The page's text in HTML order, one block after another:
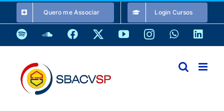
o
conteúdo
Quero me Associar Login Cursos
SpotifySoundCloud
Facebook YouTubeInstagramWhatsApp